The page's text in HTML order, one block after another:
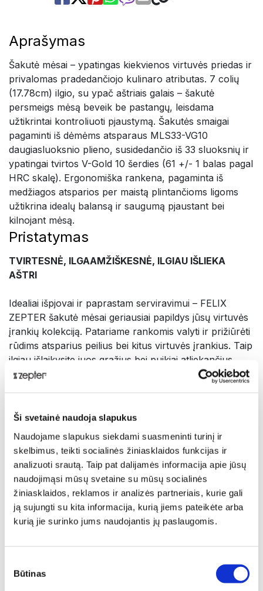
Ši svetainė naudoja slapukus
Naudojame slapukus siekdami suasmeninti turinį ir
skelbimus, teikti socialinės žiniasklaidos funkcijas ir
analizuoti srautą. Taip pat dalijamės informacija apie jūsų
naudojimąsi mūsų svetaine su mūsų socialinės
žiniasklaidos, reklamos ir analizės partneriais, kurie gali
ją sujungti su kita informacija, kurią jiems pateikėte arba
kurią jie surinko jums naudojantis jų paslaugomis.
pasirinkimas
Būtinas
Aprašymas
Šakutė mėsai – ypatingas kiekvienos virtuvės priedas ir
privalomas pradedančiojo kulinaro atributas. 7 colių
(17.78cm) ilgio, su ypač aštriais galais – šakutė
persmeigs mėsą beveik be pastangų, leisdama
užtikrintai kontroliuoti pjaustymą. Šakutės smaigai
pagaminti iš dėmėms atsparaus MLS33-VG10
daugiasluoksnio plieno, susidedančio iš 33 sluoksnių ir
ypatingai tvirtos V-Gold 10 šerdies (61 +/- 1 balas pagal
HRC skalę). Ergonomiška rankena, pagaminta iš
medžiagos atsparios per maistą plintančioms ligoms
užtikrina idealų balansą ir saugumą pjaustant bei
kilnojant mėsą.
Pristatymas
TVIRTESNĖ, ILGAAMŽIŠKESNĖ, ILGIAU IŠLIEKA
AŠTRI
Idealiai išpjovai ir paprastam serviravimui – FELIX
ZEPTER šakutė mėsai geriausiai papildys jūsų virtuvės
įrankių kolekciją. Patariame rankomis valyti ir prižiūrėti
rūdims atsparius peilius bei kitus virtuvės įrankius. Taip
ilgiau išlaikysite juos gražius bei puikiai atliekančius
savo funkcijas. Šakutė mėsai Absolute ML – sukūrėme
aukščiausia kokybė.
Techniniai duomenys
PREKĖS KODAS
KAF-020
PREKĖS PAVADINIMAS
GARANTIJA
5 metai, jeigu randama medžiagų ar gamybos